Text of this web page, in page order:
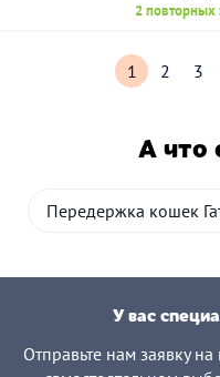
2 повторных
1 2 3
А что
Передержка кошек
У вас
Отправьте нам заявку